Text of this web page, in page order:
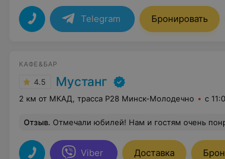
Telegram Бронировать
КАФЕ&БАР
4.5 Мустанг
2 км от МКАД, трасса Р28 Минск-Молодечно с
Отзыв. Отмечали юбилей! Нам и гостям очень понравилось! Было много вкусных
Viber Доставка